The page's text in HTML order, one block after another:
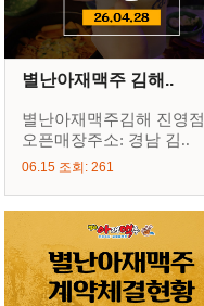
별난아재맥주 김해..
별난아재맥주김해 진영점
오픈매장주소: 경남 김..
06.15 조회: 261